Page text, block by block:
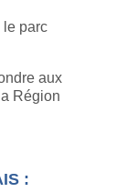
le parc
aux
Région
: